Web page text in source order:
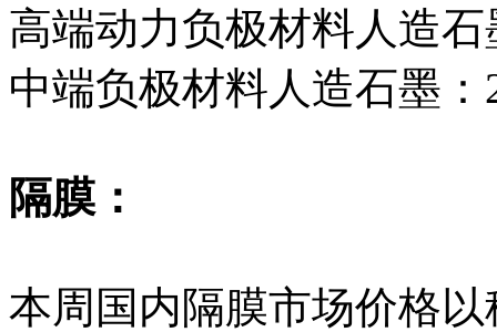
高端动力负极材料人造石
中端负极材料人造石墨：
隔膜：
本周国内隔膜市场价格